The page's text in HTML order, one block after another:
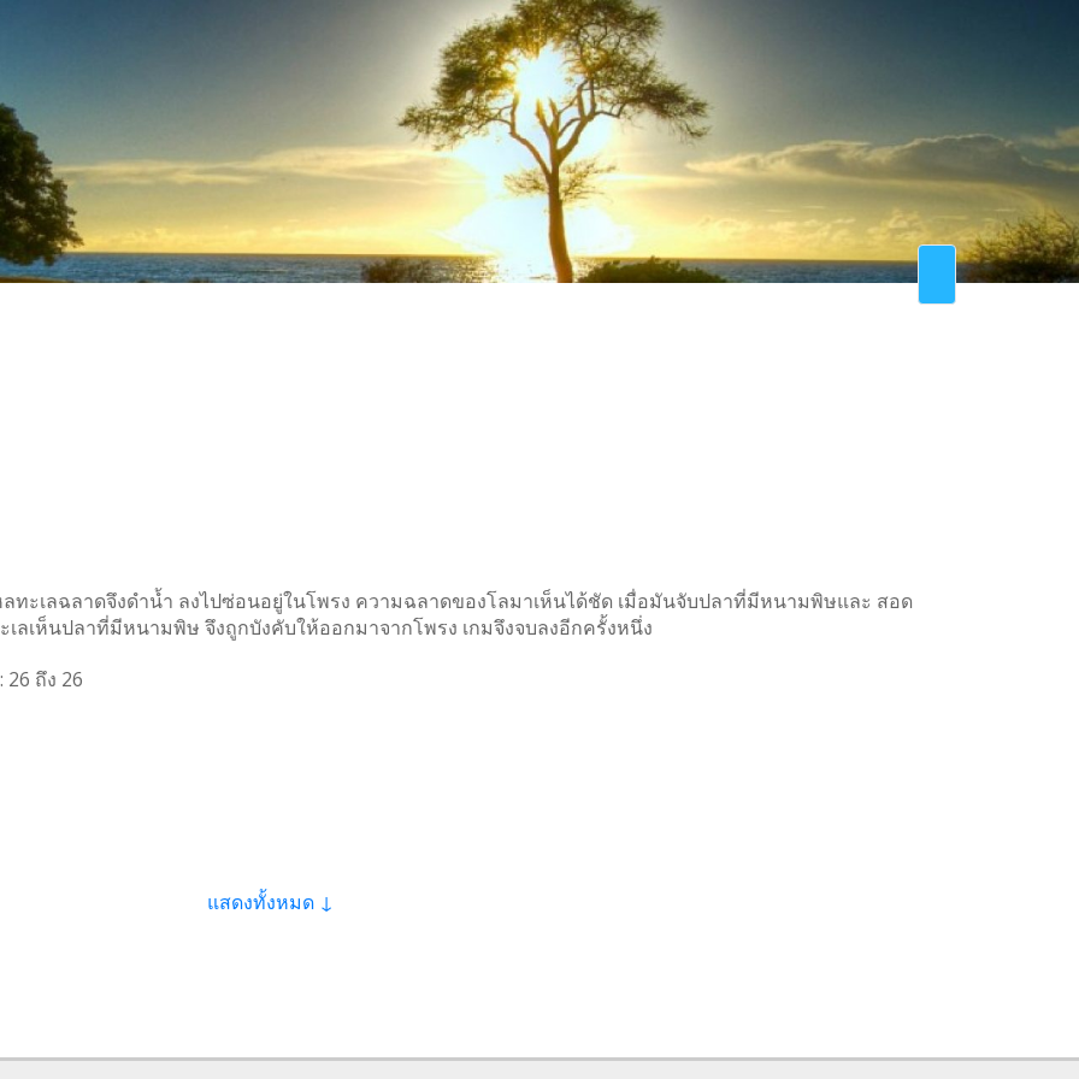
ทะเลฉลาดจึงดำน้ำ ลงไปซ่อนอยู่ในโพรง ความฉลาดของโลมาเห็นได้ชัด เมื่อมันจับปลาที่มีหนามพิษและ สอด
ลเห็นปลาที่มีหนามพิษ จึงถูกบังคับให้ออกมาจากโพรง เกมจึงจบลงอีกครั้งหนึ่ง
26 ถึง 26
แสดงทั้งหมด ↓